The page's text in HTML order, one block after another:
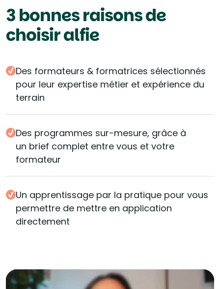
3 bonnes raisons de
choisir alfie
Des formateurs & formatrices sélectionnés
pour leur expertise métier et expérience du
terrain
Des programmes sur-mesure, grâce à
un brief complet entre vous et votre
formateur
Un apprentissage par la pratique pour vous
permettre de mettre en application
directement